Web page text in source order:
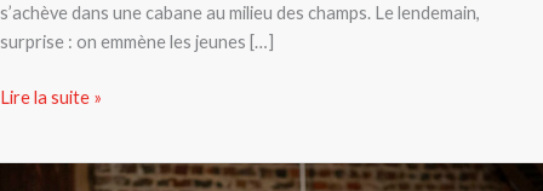
s’achève dans une cabane au milieu des champs. Le lendemain,
surprise : on emmène les jeunes […]
Lire la suite »